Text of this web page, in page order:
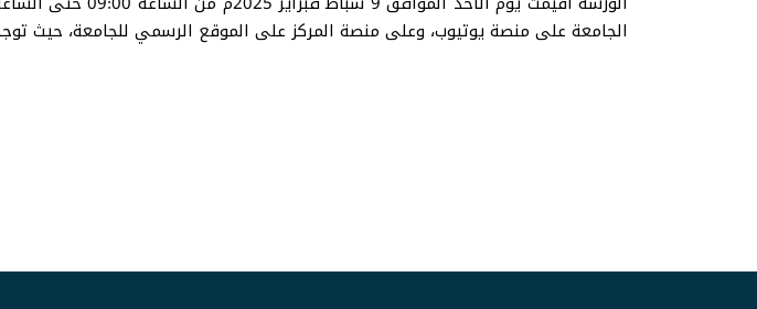
الجامعة على منصة يوتيوب، وعلى منصة المركز على الموقع الرسمي للجامعة، حيث